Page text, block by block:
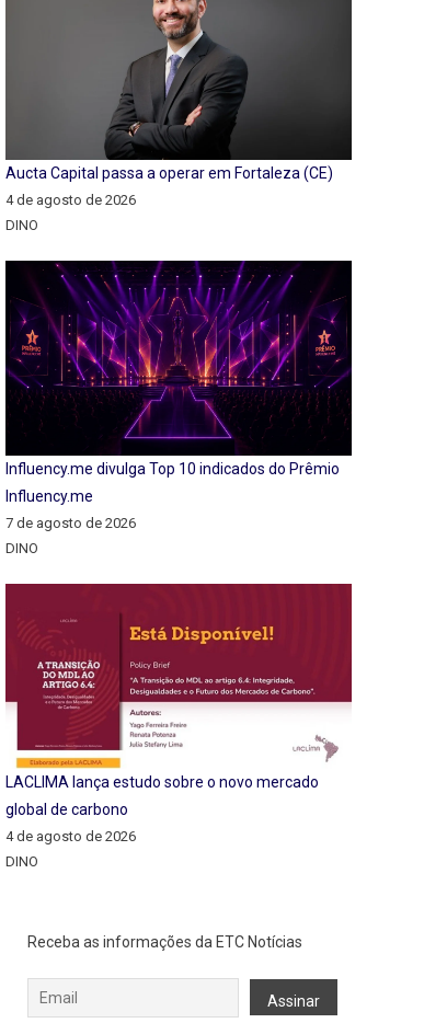
Aucta Capital passa a operar em Fortaleza (CE)
4 de agosto de 2026
DINO
Influency.me divulga Top 10 indicados do Prêmio
Influency.me
7 de agosto de 2026
DINO
LACLIMA lança estudo sobre o novo mercado
global de carbono
4 de agosto de 2026
DINO
Receba as informações da ETC Notícias